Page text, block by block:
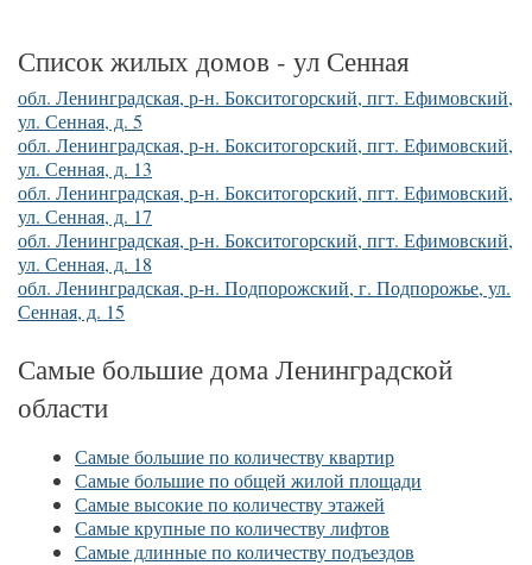
Список жилых домов - ул Сенная
обл. Ленинградская, р-н. Бокситогорский, пгт. Ефимовский,
ул. Сенная, д. 5
обл. Ленинградская, р-н. Бокситогорский, пгт. Ефимовский,
ул. Сенная, д. 13
обл. Ленинградская, р-н. Бокситогорский, пгт. Ефимовский,
ул. Сенная, д. 17
обл. Ленинградская, р-н. Бокситогорский, пгт. Ефимовский,
ул. Сенная, д. 18
обл. Ленинградская, р-н. Подпорожский, г. Подпорожье, ул.
Сенная, д. 15
Самые большие дома Ленинградской
области
Самые большие по количеству квартир
Самые большие по общей жилой площади
Самые высокие по количеству этажей
Самые крупные по количеству лифтов
Самые длинные по количеству подъездов